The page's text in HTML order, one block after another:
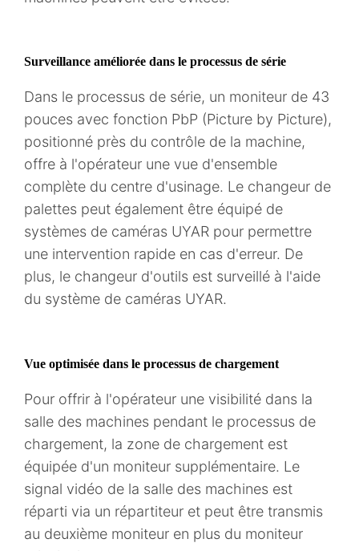
Surveillance améliorée dans le processus de série
Dans le processus de série, un moniteur de 43
pouces avec fonction PbP (Picture by Picture),
positionné près du contrôle de la machine,
offre à l'opérateur une vue d'ensemble
complète du centre d'usinage. Le changeur de
palettes peut également être équipé de
systèmes de caméras UYAR pour permettre
une intervention rapide en cas d'erreur. De
plus, le changeur d'outils est surveillé à l'aide
du système de caméras UYAR.
Vue optimisée dans le processus de chargement
Pour offrir à l'opérateur une visibilité dans la
salle des machines pendant le processus de
chargement, la zone de chargement est
équipée d'un moniteur supplémentaire. Le
signal vidéo de la salle des machines est
réparti via un répartiteur et peut être transmis
au deuxième moniteur en plus du moniteur